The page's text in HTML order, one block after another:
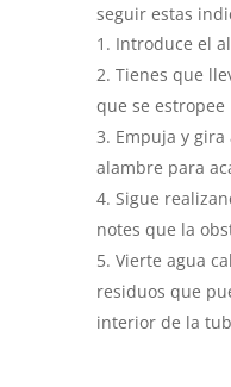
seguir estas
Introduce el
Tienes que
que se
Empuja y
alambre para
Sigue
notes que la
Vierte agua
residuos que
interior de la